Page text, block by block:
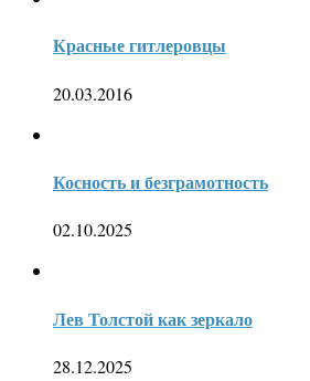
Красные гитлеровцы
20.03.2016
Косность и безграмотность
02.10.2025
Лев Толстой как зеркало
28.12.2025